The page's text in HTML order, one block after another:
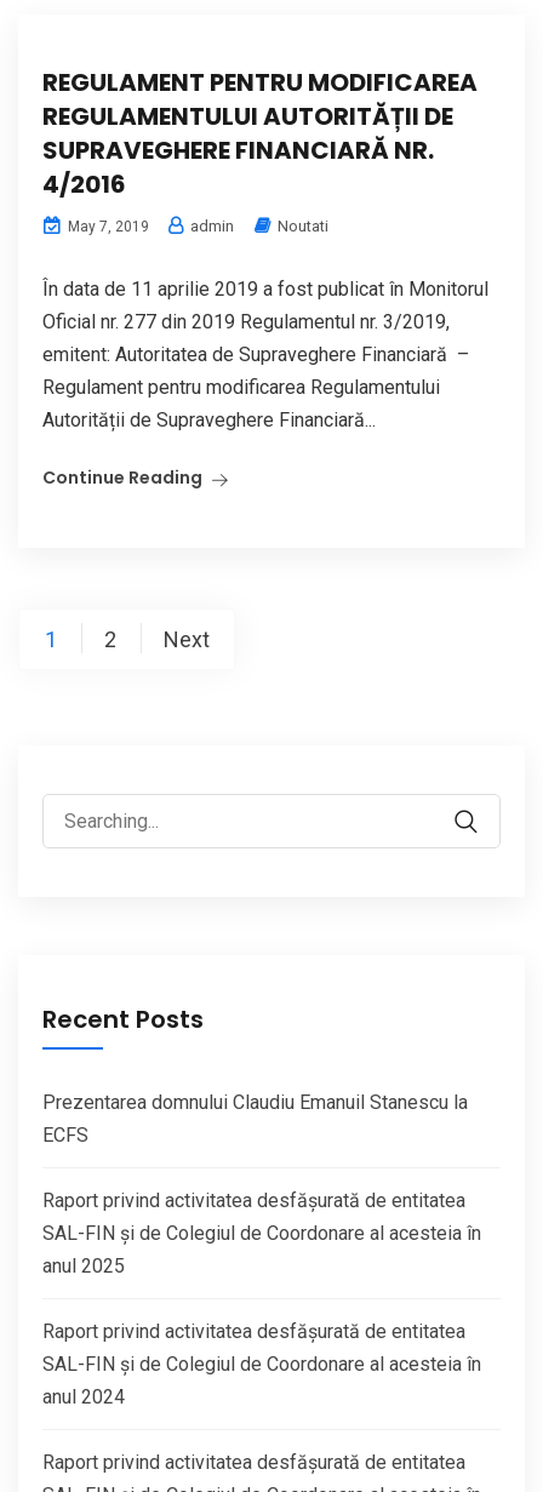
REGULAMENT PENTRU MODIFICAREA
REGULAMENTULUI AUTORITĂȚII DE
SUPRAVEGHERE FINANCIARĂ NR.
4/2016
May 7, 2019 admin Noutati
În data de 11 aprilie 2019 a fost publicat în Monitorul
Oficial nr. 277 din 2019 Regulamentul nr. 3/2019,
emitent: Autoritatea de Supraveghere Financiară –
Regulament pentru modificarea Regulamentului
Autorității de Supraveghere Financiară...
Continue Reading
Posts
1 2 Next
Search
for:
Recent Posts
Prezentarea domnului Claudiu Emanuil Stanescu la
ECFS
Raport privind activitatea desfășurată de entitatea
SAL-FIN și de Colegiul de Coordonare al acesteia în
anul 2025
Raport privind activitatea desfășurată de entitatea
SAL-FIN și de Colegiul de Coordonare al acesteia în
anul 2024
Raport privind activitatea desfășurată de entitatea